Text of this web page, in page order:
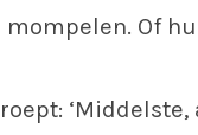
Of
‘Middelste,